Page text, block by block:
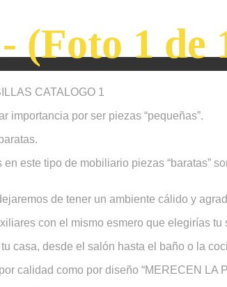
(Foto 1 de
CATALOGO 1
importancia por ser piezas “pequeñas”.
este tipo de mobiliario piezas “baratas”
de tener un ambiente cálido y
con el mismo esmero que elegirías
casa, desde el salón hasta el baño o la
calidad como por diseño “MERECEN LA